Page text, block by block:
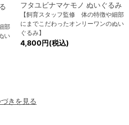
部
い
フタユビナマケモノ ぬいぐるみ
【飼育スタッフ監修 体の特徴や細部
にまでこだわったオンリーワンのぬい
ぐるみ】
4,800円(税込)
きを見る